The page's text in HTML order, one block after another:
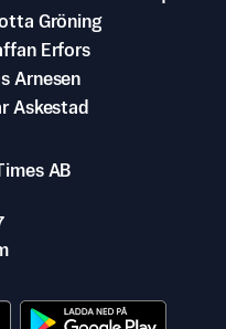
Gröning
Erfors
Arnesen
Askestad
AB